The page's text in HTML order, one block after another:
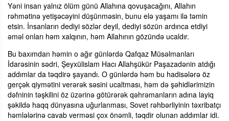
Yəni insan yalnız ölüm günü Allahına qovuşacağını, Allahın
rəhmətinə yetişəcəyini düşünməsin, bunu elə yaşamı ilə təmin
etsin. İnsanların dediyi sözlər deyil, dediyi sözün ardınca etdiyi
əməl onları həm xalqının, həm Allahının gözündə ucaldır.
Bu baxımdan həmin o ağır günlərdə Qafqaz Müsəlmanları
İdarəsinin sədri, Şeyxülislam Hacı Allahşükür Paşazadənin atdığı
addımlar da təqdirə şayandı. O günlərdə həm bu hadisələrə öz
gerçək qiymətini verərək səsini ucaltması, həm də şəhidlərimizin
dəfninin təşkilini öz üzərinə götürərək qəhrəmanların adına layiq
şəkildə haqq dünyasına uğurlanması, Sovet rəhbərliyinin təxribatçı
həmlələrinə cavab verməsi çox önəmli, təqdir olunan addımlar idi.